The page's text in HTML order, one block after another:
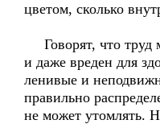
цветом, сколько
Говорят, что труд
и даже вреден для
ленивые и
правильно
не может утомлять.